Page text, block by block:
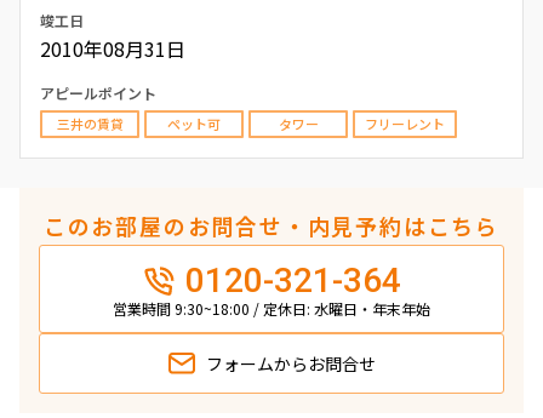
竣工日
2010年08月31日
アピールポイント
三井の賃貸 ペット可 タワー フリーレント
このお部屋のお問合せ・内見予約はこちら
0120-321-364
営業時間 9:30~18:00 / 定休日: 水曜日・年末年始
フォームから お問合せ